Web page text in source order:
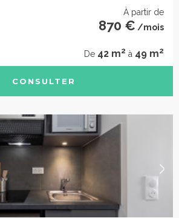
À partir de
870 € /mois
De 42 m2 à 49 m2
CONSULTER